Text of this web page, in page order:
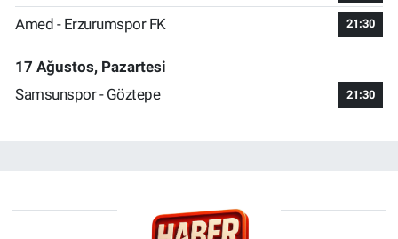
Amed - Erzurumspor FK 21:30
17 Ağustos, Pazartesi
Samsunspor - Göztepe
21:30